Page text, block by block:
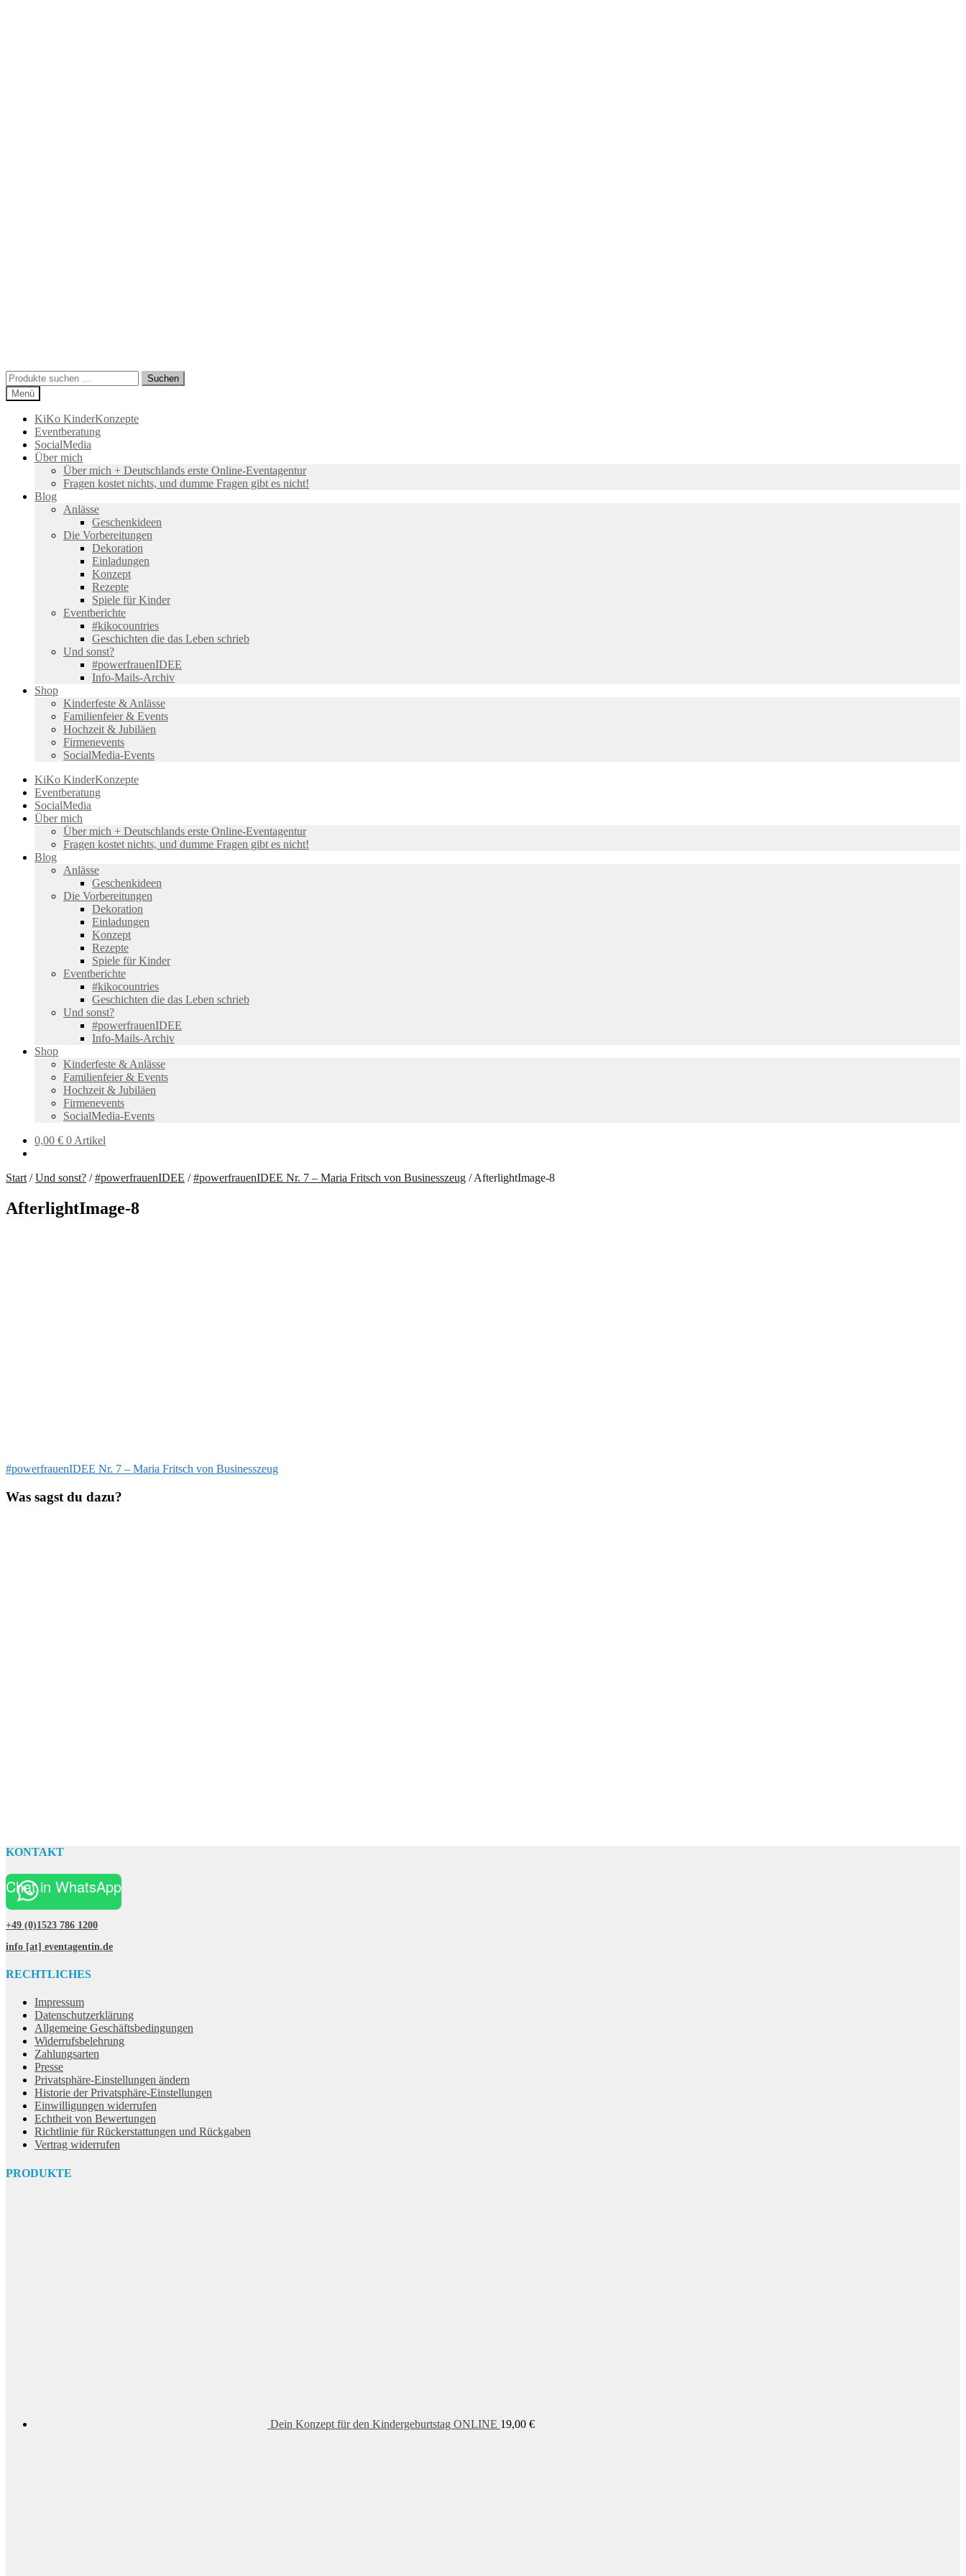
Suchen
nach:
Suchen
Menü
KiKo KinderKonzepte
Eventberatung
SocialMedia
Über mich
Über mich + Deutschlands erste Online-Eventagentur
Fragen kostet nichts, und dumme Fragen gibt es nicht!
Blog
Anlässe
Geschenkideen
Die Vorbereitungen
Dekoration
Einladungen
Konzept
Rezepte
Spiele für Kinder
Eventberichte
#kikocountries
Geschichten die das Leben schrieb
Und sonst?
#powerfrauenIDEE
Info-Mails-Archiv
Shop
Kinderfeste & Anlässe
Familienfeier & Events
Hochzeit & Jubiläen
Firmenevents
SocialMedia-Events
KiKo KinderKonzepte
Eventberatung
SocialMedia
Über mich
Über mich + Deutschlands erste Online-Eventagentur
Fragen kostet nichts, und dumme Fragen gibt es nicht!
Blog
Anlässe
Geschenkideen
Die Vorbereitungen
Dekoration
Einladungen
Konzept
Rezepte
Spiele für Kinder
Eventberichte
#kikocountries
Geschichten die das Leben schrieb
Und sonst?
#powerfrauenIDEE
Info-Mails-Archiv
Shop
Kinderfeste & Anlässe
Familienfeier & Events
Hochzeit & Jubiläen
Firmenevents
SocialMedia-Events
0,00 € 0 Artikel
Start /Und sonst? /#powerfrauenIDEE /#powerfrauenIDEE Nr. 7 – Maria Fritsch von Businesszeug /AfterlightImage-8
AfterlightImage-8
Beitragsnavigation
Vorheriger
#powerfrauenIDEE Nr. 7 – Maria Fritsch von Businesszeug
Was sagst du dazu?
KONTAKT
Chat in WhatsApp
+49 (0)1523 786 1200
info [at] eventagentin.de
RECHTLICHES
Impressum
Datenschutzerklärung
Allgemeine Geschäftsbedingungen
Widerrufsbelehrung
Zahlungsarten
Presse
Privatsphäre-Einstellungen ändern
Historie der Privatsphäre-Einstellungen
Einwilligungen widerrufen
Echtheit von Bewertungen
Richtlinie für Rückerstattungen und Rückgaben
Vertrag widerrufen
PRODUKTE
Dein Konzept für den Kindergeburtstag ONLINE 19,00 €